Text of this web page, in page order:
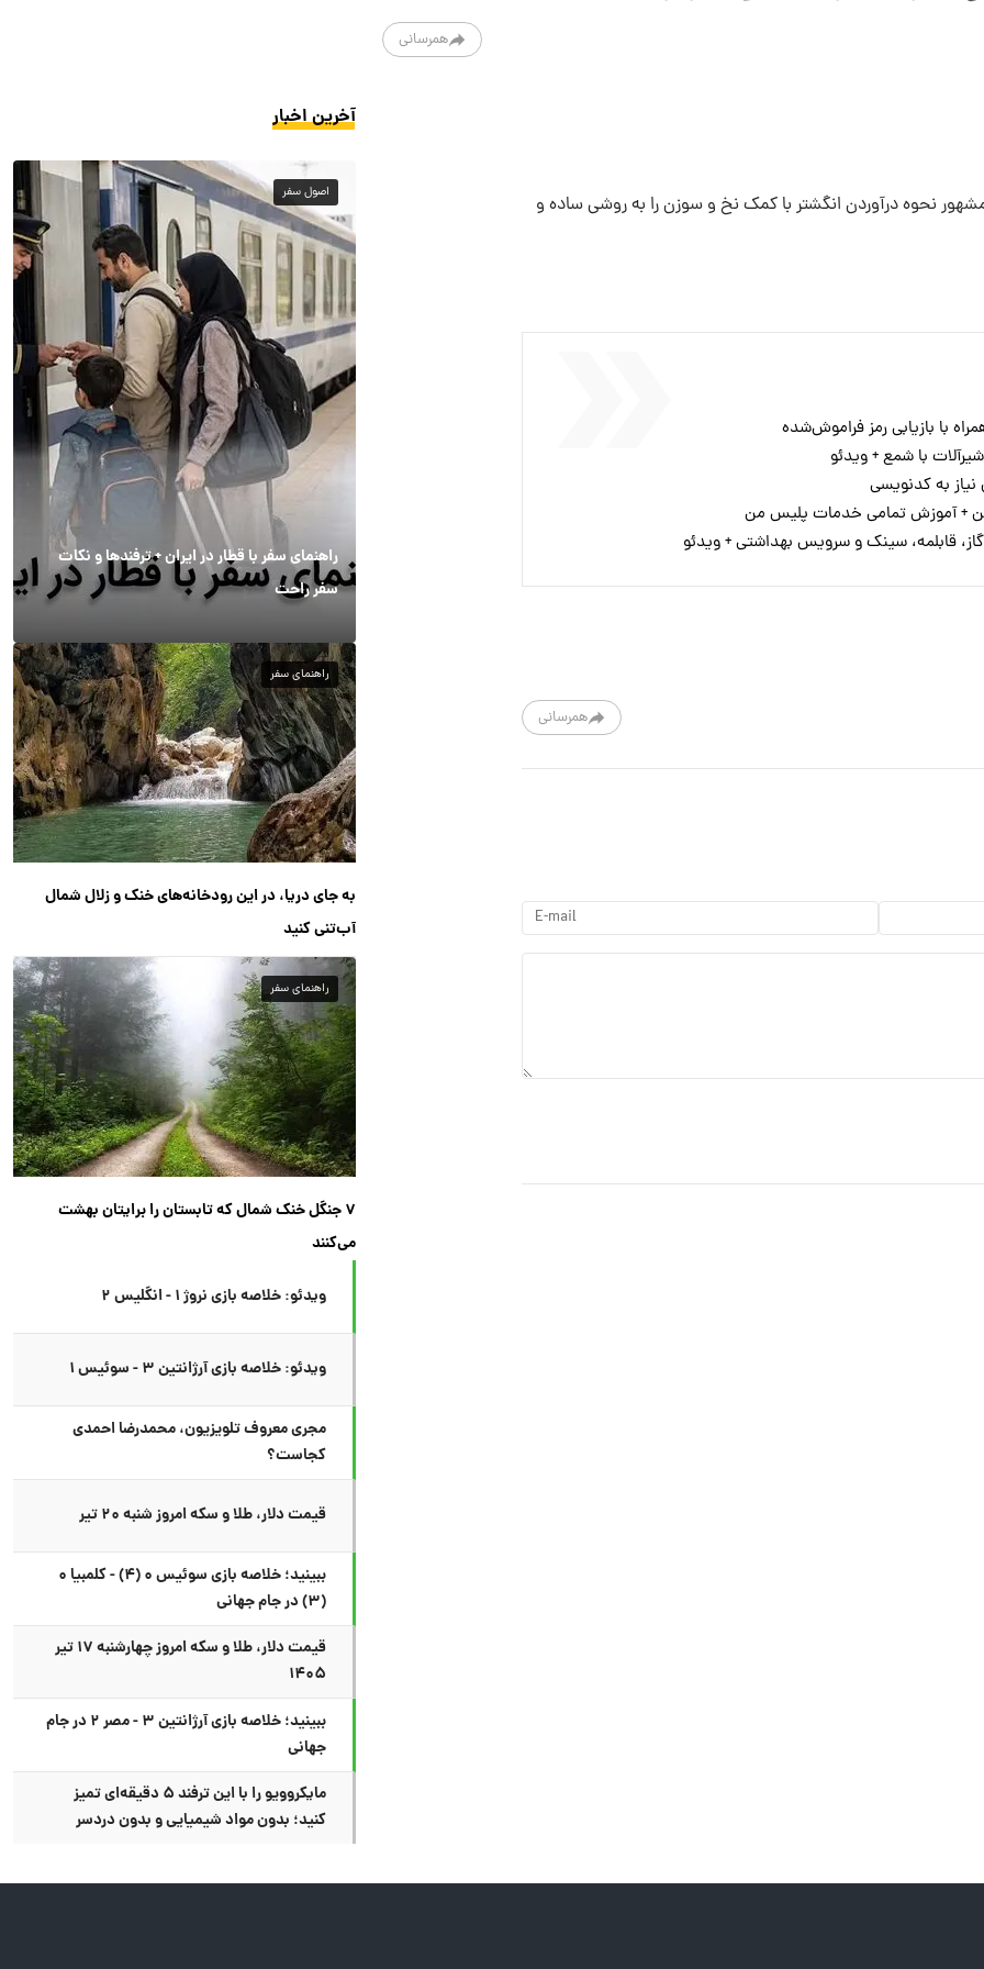
همرسانی
نحوه درآوردن انگشتر با کمک نخ و سوزن را به روشی ساده و
با بازیابی رمز فراموش‌شده
با شمع + ویدئو
به کدنویسی
+ آموزش تمامی خدمات پلیس من
قابلمه، سینک و سرویس بهداشتی + ویدئو
همرسانی
آخرین اخبار
اصول سفر
راهنمای سفر با قطار در ایران + ترفندها و نکات
سفر راحت
راهنمای سفر
به جای دریا، در این رودخانه‌های خنک و زلال شمال
آب‌تنی کنید
راهنمای سفر
۷ جنگل خنک شمال که تابستان را برایتان بهشت
می‌کنند
ویدئو: خلاصه بازی نروژ ۱ - انگلیس ۲
ویدئو: خلاصه بازی آرژانتین ۳ - سوئیس ۱
مجری معروف تلویزیون، محمدرضا احمدی
کجاست؟
قیمت دلار، طلا و سکه امروز شنبه ۲۰ تیر
ببینید؛ خلاصه بازی سوئیس ۰ (۴) - کلمبیا ۰
(۳) در جام جهانی
قیمت دلار، طلا و سکه امروز چهارشنبه ۱۷ تیر
۱۴۰۵
ببینید؛ خلاصه بازی آرژانتین ۳ - مصر ۲ در جام
جهانی
مایکروویو را با این ترفند ۵ دقیقه‌ای تمیز
کنید؛ بدون مواد شیمیایی و بدون دردسر